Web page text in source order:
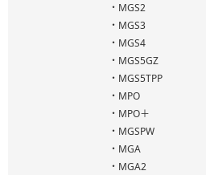
・MGS2
・MGS3
・MGS4
・MGS5GZ
・MGS5TPP
・MPO
・MPO＋
・MGSPW
・MGA
・MGA2